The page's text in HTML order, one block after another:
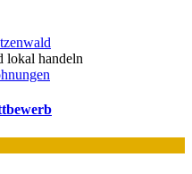
lokal handeln